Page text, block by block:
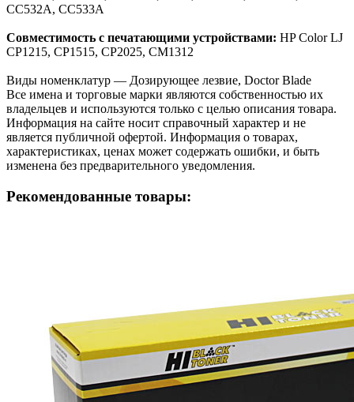
CC532A, CC533A
Совместимость с печатающими устройствами: HP Color LJ
CP1215, CP1515, CP2025, CM1312
Виды номенклатур — Дозирующее лезвие, Doctor Blade
Все имена и торговые марки являются собственностью их
владельцев и используются только с целью описания товара.
Информация на сайте носит справочный характер и не
является публичной офертой. Информация о товарах,
характеристиках, ценах может содержать ошибки, и быть
изменена без предварительного уведомления.
Рекомендованные товары: